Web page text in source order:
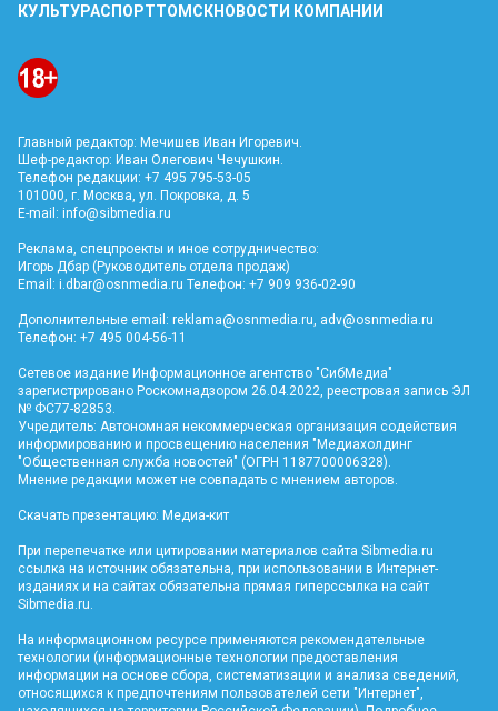
КУЛЬТУРАСПОРТТОМСКНОВОСТИ КОМПАНИИ
Главный редактор: Мечишев Иван Игоревич.
Шеф-редактор: Иван Олегович Чечушкин.
Телефон редакции: +7 495 795-53-05
101000, г. Москва, ул. Покровка, д. 5
E-mail: info@sibmedia.ru
Реклама, спецпроекты и иное сотрудничество:
Игорь Дбар (Руководитель отдела продаж)
Email: i.dbar@osnmedia.ru Телефон: +7 909 936-02-90
Дополнительные email: reklama@osnmedia.ru adv@osnmedia.ru
Телефон: +7 495 004-56-11
Сетевое издание Информационное агентство "СибМедиа"
зарегистрировано Роскомнадзором 26.04.2022, реестровая запись ЭЛ
№ ФС77-82853.
Учредитель: Автономная некоммерческая организация содействия
информированию и просвещению населения "Медиахолдинг
"Общественная служба новостей" (ОГРН 1187700006328).
Мнение редакции может не совпадать с мнением авторов.
Скачать презентацию: Медиа-кит
При перепечатке или цитировании материалов сайта Sibmedia.ru
ссылка на источник обязательна, при использовании в Интернет-
изданиях и на сайтах обязательна прямая гиперссылка на сайт
Sibmedia.ru
На информационном ресурсе применяются рекомендательные
технологии (информационные технологии предоставления
информации на основе сбора, систематизации и анализа сведений,
относящихся к предпочтениям пользователей сети "Интернет",